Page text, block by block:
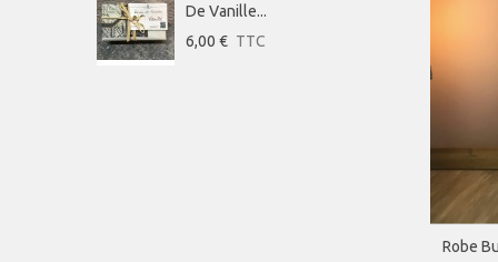
De Vanille...
6,00 € TTC
Robe